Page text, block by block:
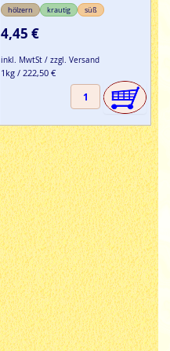
hölzern krautig süß
4,45 €
inkl. MwtSt / zzgl. Versand
1kg / 222,50 €